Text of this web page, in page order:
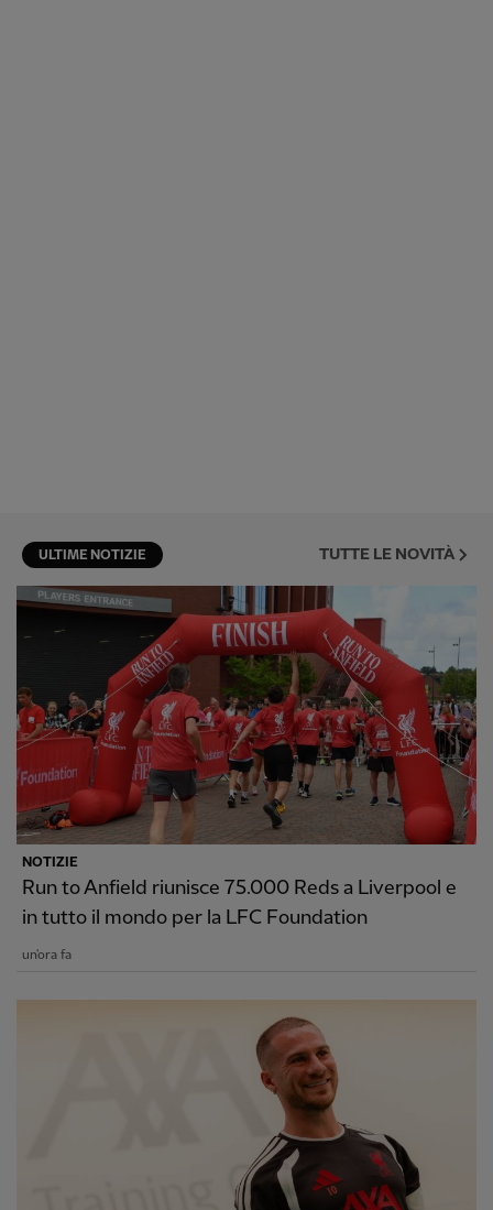
ULTIME NOTIZIE TUTTE LE NOVITÀ
NOTIZIE
Run to Anfield riunisce 75.000 Reds a Liverpool e
in tutto il mondo per la LFC Foundation
un'ora fa